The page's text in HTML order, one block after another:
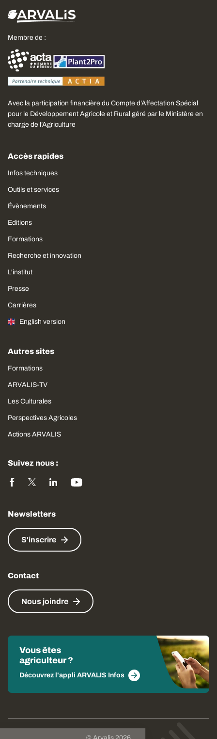
Membre de :
Avec la participation financière du Compte d’Affectation Spécial
pour le Développement Agricole et Rural géré par le Ministère en
charge de l’Agriculture
Accès rapides
Infos techniques
Outils et services
Évènements
Editions
Formations
Recherche et innovation
L'institut
Presse
Carrières
English version
Autres sites
Formations
ARVALIS-TV
Les Culturales
Perspectives Agricoles
Actions ARVALIS
Suivez nous :
Newsletters
S'inscrire
Contact
Nous joindre
Vous êtes
agriculteur ?
Découvrez l'appli ARVALIS Infos